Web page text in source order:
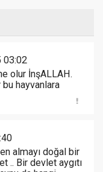
olur İnşALLAH.
hayvanlara
almayı doğal bir
.. Bir devlet aygıtı